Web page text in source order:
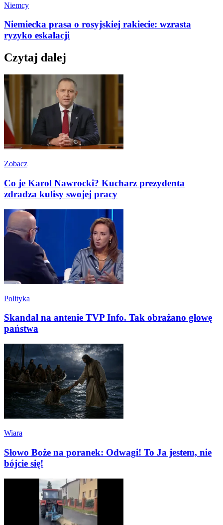
Niemcy
Niemiecka prasa o rosyjskiej rakiecie: wzrasta
ryzyko eskalacji
Czytaj dalej
Zobacz
Co je Karol Nawrocki? Kucharz prezydenta
zdradza kulisy swojej pracy
Polityka
Skandal na antenie TVP Info. Tak obrażano głowę
państwa
Wiara
Słowo Boże na poranek: Odwagi! To Ja jestem, nie
bójcie się!